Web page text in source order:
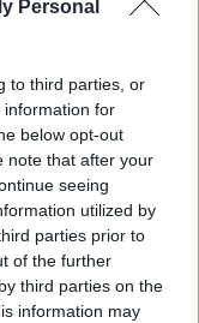
Personal
to third parties, or
information for
below opt-out
note that after your
seeing
utilized by
parties prior to
of the further
third parties on the
information may
Reg: Dec 2012
nya lagen som
som helst gör ju